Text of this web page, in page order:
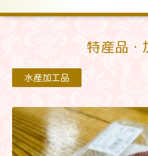
特産品・
水産加工品